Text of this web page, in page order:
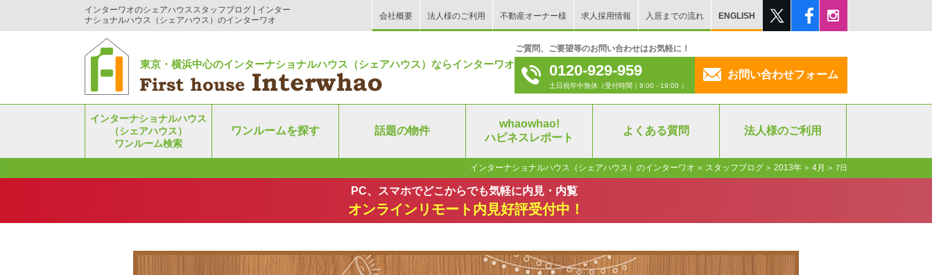
インターワオのシェアハウススタッフブログ | インター
ナショナルハウス（シェアハウス）のインターワオ
会社概要 法人様のご利用 不動産オーナー様 求人採用情報 入居までの流れ ENGLISH
東京・横浜中心のインターナショナルハウス（シェアハウス）ならインターワオ！
ご質問、ご要望等のお問い合わせはお気軽に！
0120-929-959
土日祝年中無休（受付時間｜9:00 - 19:00 ）
お問い合わせフォーム
インターナショナルハウス
（シェアハウス）
ワンルーム検索
ワンルームを探す 話題の物件
whaowhao!
ハピネスレポート
よくある質問 法人様のご利用
インターナショナルハウス（シェアハウス）のインターワオ > スタッフブログ > 2013年 > 4月 > 7日
PC、スマホでどこからでも気軽に内見・内覧
オンラインリモート内見好評受付中！